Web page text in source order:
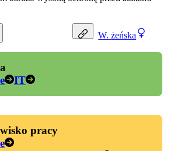
W. żeńska
IT
pracy